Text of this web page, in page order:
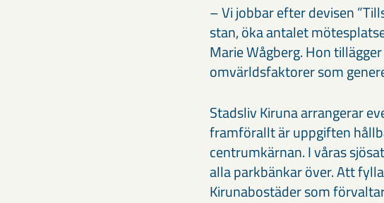
– Vi jobbar efter devisen
stan, öka antalet
Marie Wågberg. Hon
omvärldsfaktorer som
Stadsliv Kiruna arrangerar
framförallt är uppgiften
centrumkärnan. I våras
alla parkbänkar över. Att
Kirunabostäder som